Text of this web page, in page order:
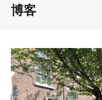
博客